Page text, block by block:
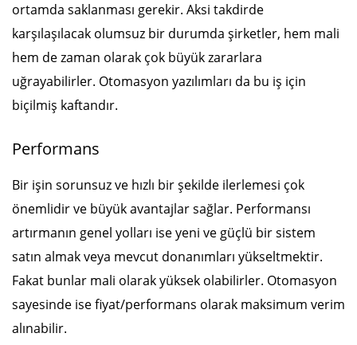
ortamda saklanması gerekir. Aksi takdirde
karşılaşılacak olumsuz bir durumda şirketler, hem mali
hem de zaman olarak çok büyük zararlara
uğrayabilirler. Otomasyon yazılımları da bu iş için
biçilmiş kaftandır.
Performans
Bir işin sorunsuz ve hızlı bir şekilde ilerlemesi çok
önemlidir ve büyük avantajlar sağlar. Performansı
artırmanın genel yolları ise yeni ve güçlü bir sistem
satın almak veya mevcut donanımları yükseltmektir.
Fakat bunlar mali olarak yüksek olabilirler. Otomasyon
sayesinde ise fiyat/performans olarak maksimum verim
alınabilir.